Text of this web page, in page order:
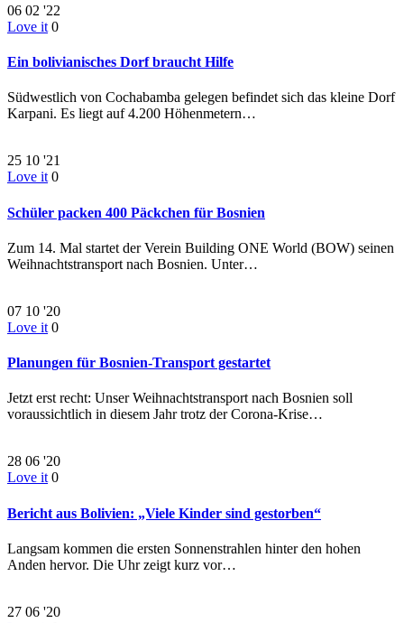
06 02 '22
Love it 0
Ein bolivianisches Dorf braucht Hilfe
Südwestlich von Cochabamba gelegen befindet sich das kleine Dorf
Karpani. Es liegt auf 4.200 Höhenmetern…
25 10 '21
Love it 0
Schüler packen 400 Päckchen für Bosnien
Zum 14. Mal startet der Verein Building ONE World (BOW) seinen
Weihnachtstransport nach Bosnien. Unter…
07 10 '20
Love it 0
Planungen für Bosnien-Transport gestartet
Jetzt erst recht: Unser Weihnachtstransport nach Bosnien soll
voraussichtlich in diesem Jahr trotz der Corona-Krise…
28 06 '20
Love it 0
Bericht aus Bolivien: „Viele Kinder sind gestorben“
Langsam kommen die ersten Sonnenstrahlen hinter den hohen
Anden hervor. Die Uhr zeigt kurz vor…
27 06 '20